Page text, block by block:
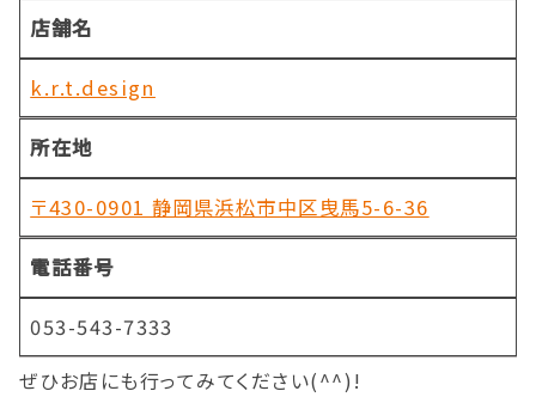
店舗名
k.r.t.design
所在地
〒430-0901 静岡県浜松市中区曳馬5-6-36
電話番号
053-543-7333
ぜひお店にも行ってみてください(^^)!